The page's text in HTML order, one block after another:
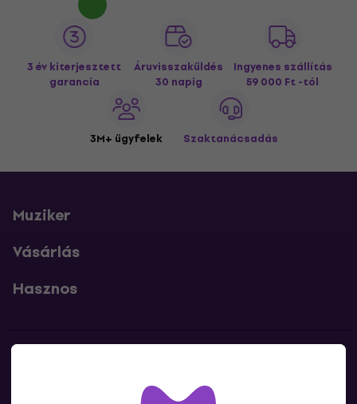
3 év kiterjesztett
garancia
Áruvisszaküldés
30 napig
Ingyenes szállítás
59 000 Ft -tól
3M+ ügyfelek Szaktanácsadás
Muziker
Vásárlás
Hasznos
Lépj kapcsolatba velünk